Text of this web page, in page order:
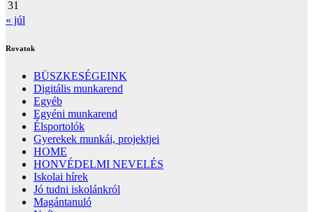
31
« júl
Rovatok
BÜSZKESÉGEINK
Digitális munkarend
Egyéb
Egyéni munkarend
Élsportolók
Gyerekek munkái, projektjei
HOME
HONVÉDELMI NEVELÉS
Iskolai hírek
Jó tudni iskolánkról
Magántanuló